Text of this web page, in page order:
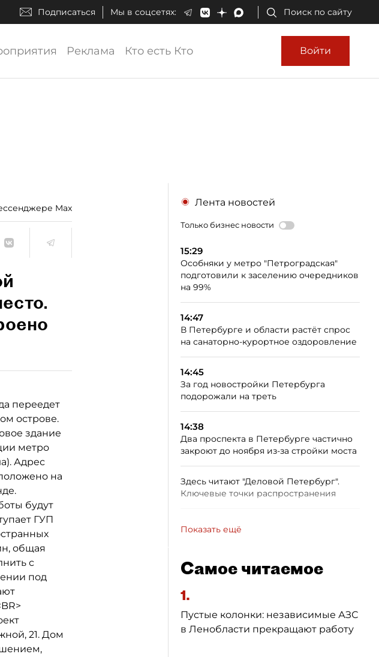
Подписаться Мы в соцсетях: Поиск по сайту
Реклама Кто есть Кто Войти
Max
переедет
острове.
здание
метро
Адрес
на
будут
ГУП
общая
с
под
21. Дом
Лента новостей
Только бизнес новости
15:29
Особняки у метро "Петроградская"
подготовили к заселению очередников
на 99%
14:47
В Петербурге и области растёт спрос
на санаторно-курортное оздоровление
14:45
За год новостройки Петербурга
подорожали на треть
14:38
Два проспекта в Петербурге частично
закроют до ноября из-за стройки моста
Здесь читают "Деловой Петербург".
Ключевые точки распространения
Показать ещё
Самое читаемое
1.
Пустые колонки: независимые АЗС
в Ленобласти прекращают работу